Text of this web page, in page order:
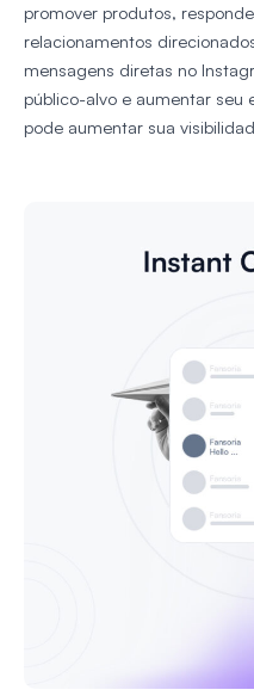
promover produtos,
relacionamentos
mensagens diretas no
público-alvo e aumentar seu
pode aumentar sua